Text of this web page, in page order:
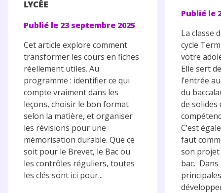
LYCÉE
Publié le 23 septembre 2025
Cet article explore comment
transformer les cours en fiches
réellement utiles. Au
programme : identifier ce qui
compte vraiment dans les
leçons, choisir le bon format
selon la matière, et organiser
les révisions pour une
mémorisation durable. Que ce
soit pour le Brevet, le Bac ou
les contrôles réguliers, toutes
les clés sont ici pour...
Publié le
La classe
cycle
votre
Elle sert
l’entrée
du
de solides
C’est
faut
son
bac. Dans